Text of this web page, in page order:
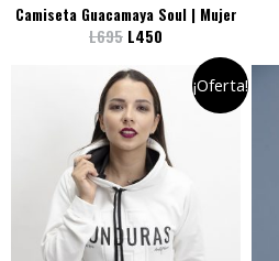
Camiseta Guacamaya Soul | Mujer
L695 L450
¡Oferta!